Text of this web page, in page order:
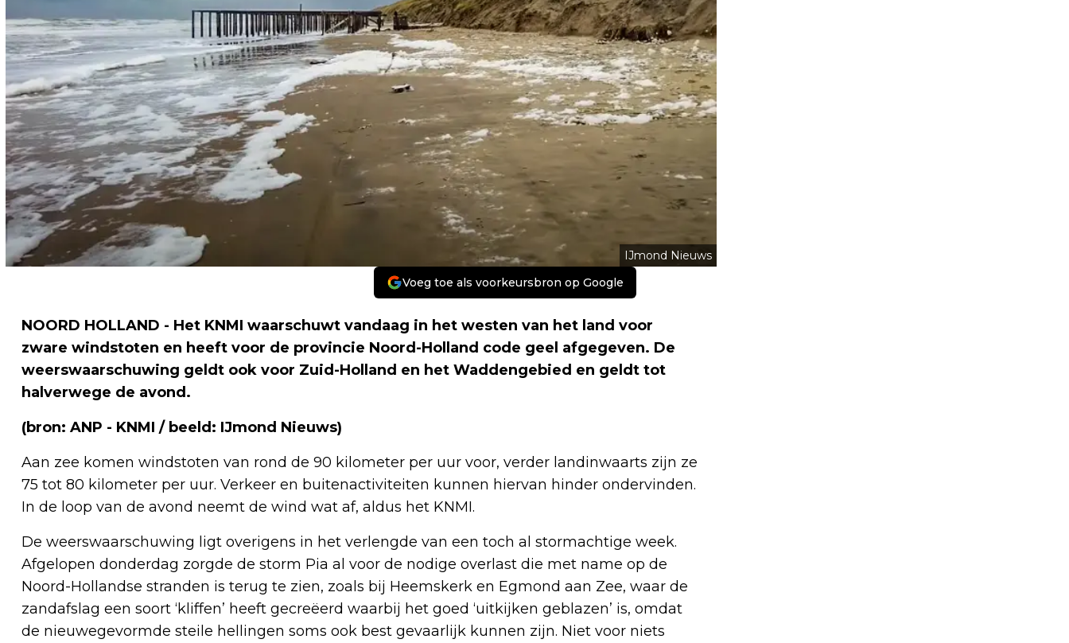
IJmond Nieuws
Voeg toe als voorkeursbron op Google
NOORD HOLLAND - Het KNMI waarschuwt vandaag in het westen van het land voor
zware windstoten en heeft voor de provincie Noord-Holland code geel afgegeven. De
weerswaarschuwing geldt ook voor Zuid-Holland en het Waddengebied en geldt tot
halverwege de avond.
(bron: ANP - KNMI / beeld: IJmond Nieuws)
Aan zee komen windstoten van rond de 90 kilometer per uur voor, verder landinwaarts zijn ze
75 tot 80 kilometer per uur. Verkeer en buitenactiviteiten kunnen hiervan hinder ondervinden.
In de loop van de avond neemt de wind wat af, aldus het KNMI.
De weerswaarschuwing ligt overigens in het verlengde van een toch al stormachtige week.
Afgelopen donderdag zorgde de storm Pia al voor de nodige overlast die met name op de
Noord-Hollandse stranden is terug te zien, zoals bij Heemskerk en Egmond aan Zee, waar de
zandafslag een soort ‘kliffen’ heeft gecreëerd waarbij het goed ‘uitkijken geblazen’ is, omdat
de nieuwegevormde steile hellingen soms ook best gevaarlijk kunnen zijn. Niet voor niets